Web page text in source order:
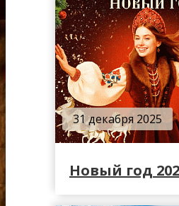
31 декабря 2025
Новый год